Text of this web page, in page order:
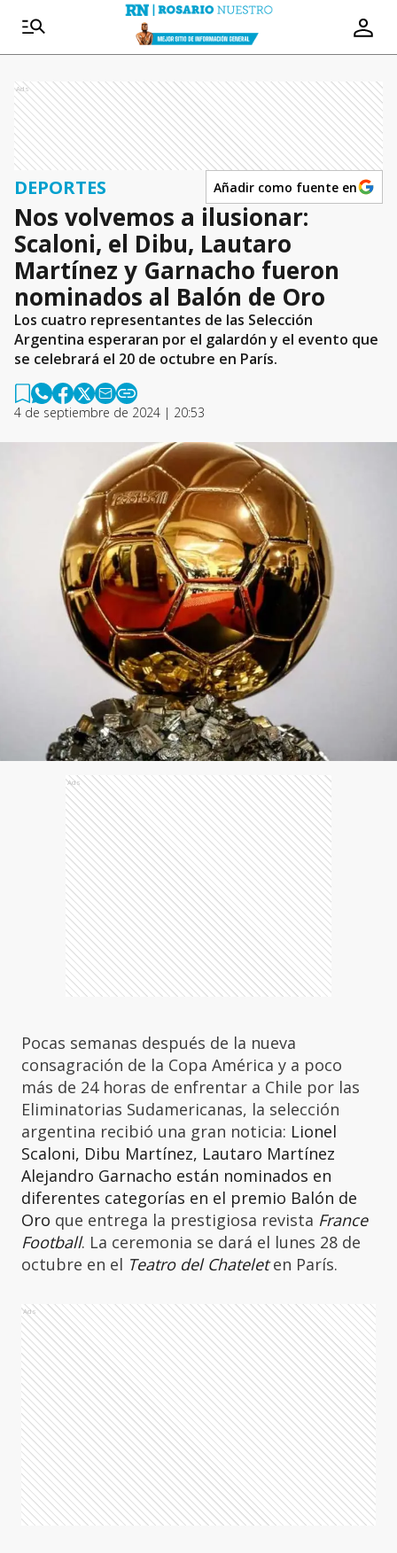
Ads
DEPORTES Añadir como fuente en
Nos volvemos a ilusionar:
Scaloni, el Dibu, Lautaro
Martínez y Garnacho fueron
nominados al Balón de Oro
Los cuatro representantes de las Selección
Argentina esperaran por el galardón y el evento que
se celebrará el 20 de octubre en París.
4 de septiembre de 2024 | 20:53
Ads
Pocas semanas después de la nueva
consagración de la Copa América y a poco
más de 24 horas de enfrentar a Chile por las
Eliminatorias Sudamericanas, la selección
argentina recibió una gran noticia: Lionel
Scaloni, Dibu Martínez, Lautaro Martínez
Alejandro Garnacho están nominados en
diferentes categorías en el premio Balón de
Oro que entrega la prestigiosa revista France
Football. La ceremonia se dará el lunes 28 de
octubre en el Teatro del Chateleten París.
Ads